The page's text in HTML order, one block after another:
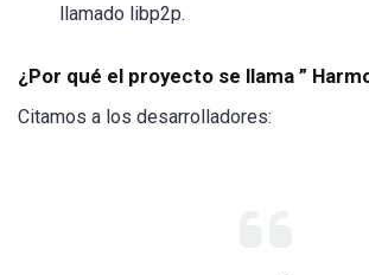
llamado libp2p.
¿Por qué el proyecto se llama ”
Citamos a los desarrolladores: